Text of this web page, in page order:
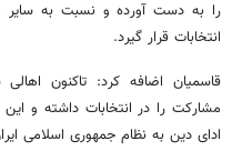
را به دست آورده و نسبت به سایر
انتخابات قرار گیرد.
قاسمیان اضافه کرد: تاکنون
مشارکت را در انتخابات داشته و
ادای دین به نظام جمهوری اسلامی